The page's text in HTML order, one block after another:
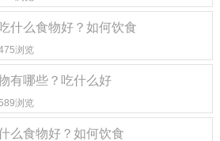
什么食物好？如何饮食
浏览
有哪些？吃什么好
浏览
么食物好？如何饮食